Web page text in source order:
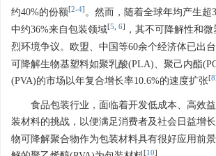
约40%的份额[2-4] 。然而，随着全球年均产生超
中约36%来自包装领域[5 6]
，其不可降解性和
烈环境争议。欧盟、中国等60余个经济体已出
可降解生物基塑料如聚乳酸(PLA)、聚己内酯
(PVA)的市场以年复合增长率10.6%的速度扩张[8]
食品包装行业，面临着开发低成本、高效
装材料的挑战，以便满足消费者及社会日益增
物可降解聚合物作为包装材料具有很好应用前
[10]